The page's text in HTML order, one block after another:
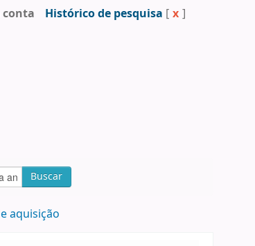
conta Histórico de pesquisa [ x ]
Buscar
aquisição